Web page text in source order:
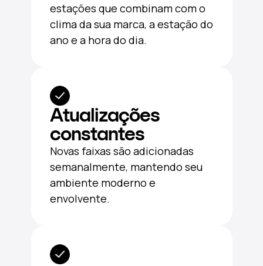
estações que combinam com o
clima da sua marca, a estação do
ano e a hora do dia.
Atualizações
constantes
Novas faixas são adicionadas
semanalmente, mantendo seu
ambiente moderno e
envolvente.